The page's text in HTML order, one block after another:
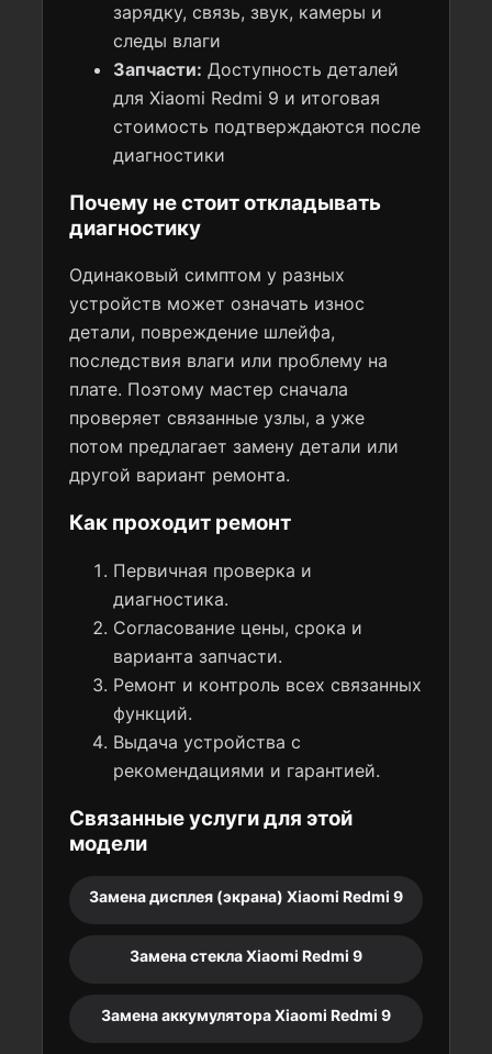
зарядку, связь, звук, камеры и
следы влаги
Запчасти: Доступность деталей
для Xiaomi Redmi 9 и итоговая
стоимость подтверждаются после
диагностики
Почему не стоит откладывать
диагностику
Одинаковый симптом у разных
устройств может означать износ
детали, повреждение шлейфа,
последствия влаги или проблему на
плате. Поэтому мастер сначала
проверяет связанные узлы, а уже
потом предлагает замену детали или
другой вариант ремонта.
Как проходит ремонт
Первичная проверка и
диагностика.
Согласование цены, срока и
варианта запчасти.
Ремонт и контроль всех связанных
функций.
Выдача устройства с
рекомендациями и гарантией.
Связанные услуги для этой
модели
Замена дисплея (экрана) Xiaomi Redmi 9
Замена стекла Xiaomi Redmi 9
Замена аккумулятора Xiaomi Redmi 9